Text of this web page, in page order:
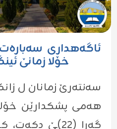
ئاگەهداری
خۆلا زمانێ
سەنتەرێ زمانان ل
هەمی پشکدارێن
گەڕا (٢٢)ـێ